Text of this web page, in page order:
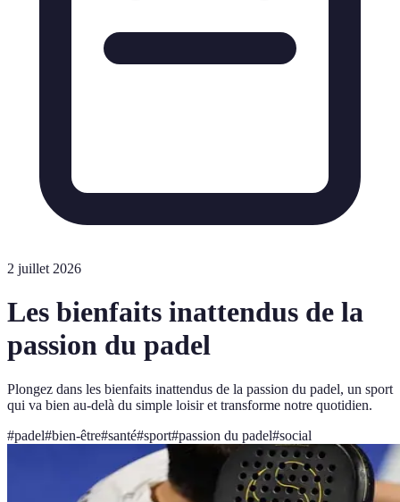
2 juillet 2026
Les bienfaits inattendus de la
passion du padel
Plongez dans les bienfaits inattendus de la passion du padel, un sport
qui va bien au-delà du simple loisir et transforme notre quotidien.
#padel#bien-être#santé#sport#passion du padel#social